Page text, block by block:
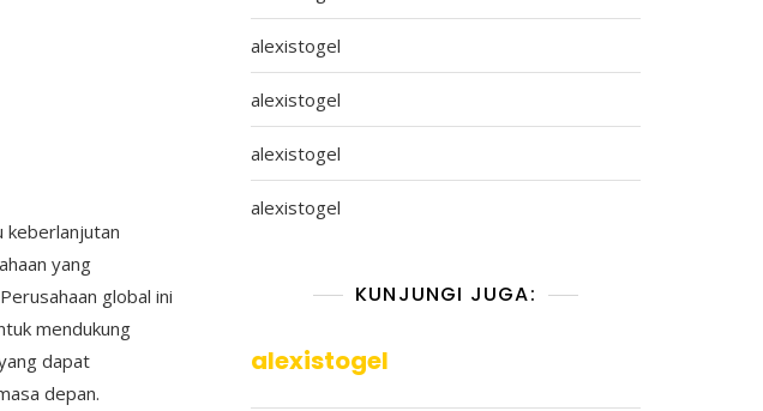
keberlanjutan
yang
global ini
mendukung
dapat
depan.
alexistogel
alexistogel
alexistogel
alexistogel
KUNJUNGI JUGA:
alexistogel